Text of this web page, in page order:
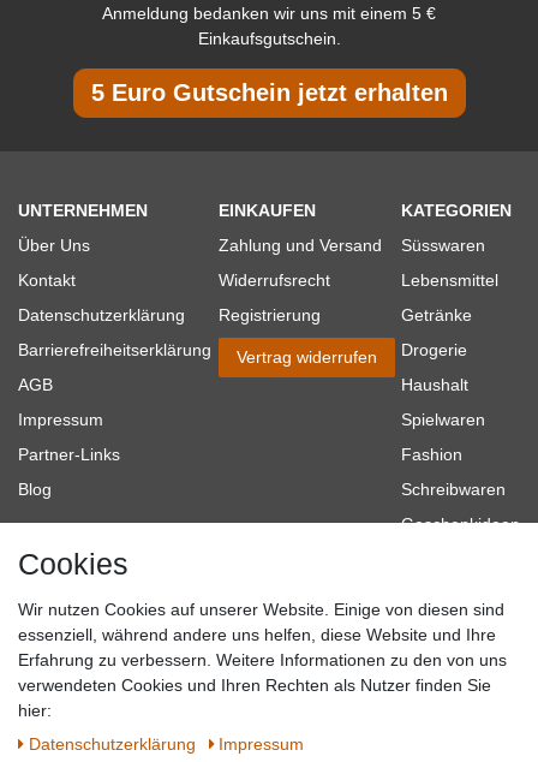
Anmeldung bedanken wir uns mit einem 5 €
Einkaufsgutschein.
5 Euro Gutschein jetzt erhalten
UNTERNEHMEN
Über Uns
Kontakt
Datenschutzerklärung
Barrierefreiheitserklärung
AGB
Impressum
Partner-Links
Blog
EINKAUFEN
Zahlung und Versand
Widerrufsrecht
Registrierung
Vertrag widerrufen
KATEGORIEN
Süsswaren
Lebensmittel
Getränke
Drogerie
Haushalt
Spielwaren
Fashion
Schreibwaren
Geschenkideen
Topmarken
SICHER EINKAUFEN WIR AKZEPTIEREN
Cookies
Wir nutzen Cookies auf unserer Website. Einige von diesen sind
essenziell, während andere uns helfen, diese Website und Ihre
Erfahrung zu verbessern. Weitere Informationen zu den von uns
verwendeten Cookies und Ihren Rechten als Nutzer finden Sie
hier:
Daten­schutz­erklärung
Impressum